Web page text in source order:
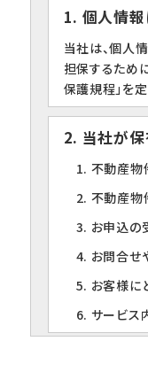
1. 個人情
当社は、個人
担保するため
保護規程」を
2. 当社が
1. 不動産物
2. 不動産物
3. お申込の
4. お問合せ
5. お客様に
6. サービス